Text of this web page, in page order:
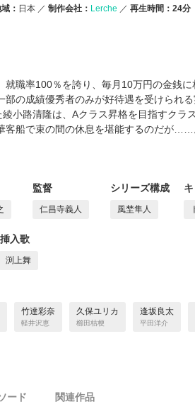
： 日本 制作会社： Lerche 再生時間：24分
就職率100％を誇り、毎月10万円の金銭
部の成績優秀者のみが好待遇を受けられ
小路清隆は、Aクラス昇格を目指すクラ
客船で束の間の休息を堪能するのだが……
監督
仁昌寺義人
シリーズ構成
風埜隼人
入歌
渕上舞
竹達彩奈
軽井沢恵
久保ユリカ
櫛󠄁田桔梗
逢坂良太
平田洋介
ード 関連作品